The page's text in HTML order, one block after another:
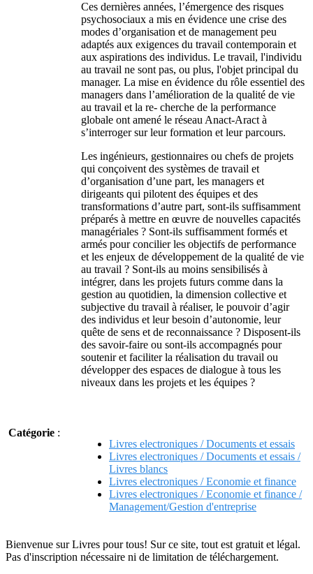
Ces dernières années, l’émergence des risques
psychosociaux a mis en évidence une crise des
modes d’organisation et de management peu
adaptés aux exigences du travail contemporain et
aux aspirations des individus. Le travail, l'individu
au travail ne sont pas, ou plus, l'objet principal du
manager. La mise en évidence du rôle essentiel des
managers dans l’amélioration de la qualité de vie
au travail et la re- cherche de la performance
globale ont amené le réseau Anact-Aract à
s’interroger sur leur formation et leur parcours.
Les ingénieurs, gestionnaires ou chefs de projets
qui conçoivent des systèmes de travail et
d’organisation d’une part, les managers et
dirigeants qui pilotent des équipes et des
transformations d’autre part, sont-ils suffisamment
préparés à mettre en œuvre de nouvelles capacités
managériales ? Sont-ils suffisamment formés et
armés pour concilier les objectifs de performance
et les enjeux de développement de la qualité de vie
au travail ? Sont-ils au moins sensibilisés à
intégrer, dans les projets futurs comme dans la
gestion au quotidien, la dimension collective et
subjective du travail à réaliser, le pouvoir d’agir
des individus et leur besoin d’autonomie, leur
quête de sens et de reconnaissance ? Disposent-ils
des savoir-faire ou sont-ils accompagnés pour
soutenir et faciliter la réalisation du travail ou
développer des espaces de dialogue à tous les
niveaux dans les projets et les équipes ?
Catégorie :
Livres electroniques / Documents et essais
Livres electroniques / Documents et essais /
Livres blancs
Livres electroniques / Economie et finance
Livres electroniques / Economie et finance /
Management/Gestion d'entreprise
Bienvenue sur Livres pour tous! Sur ce site, tout est gratuit et légal.
Pas d'inscription nécessaire ni de limitation de téléchargement.